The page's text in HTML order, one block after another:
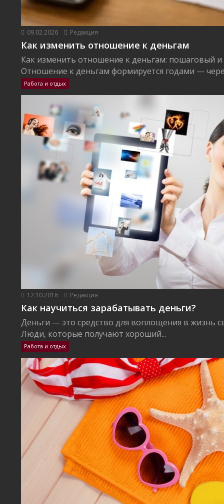
09.02.2026 Редакция
Как изменить отношение к деньгам
Как изменить отношение к деньгам: пошаговый
Отношение к деньгам формируется годами —
Работа и отдых
12.10.2016 Редакция
Как научиться зарабатывать деньги?
Деньги — это средство для воплощения в жизнь
Люди, которые получают хороший...
Работа и отдых